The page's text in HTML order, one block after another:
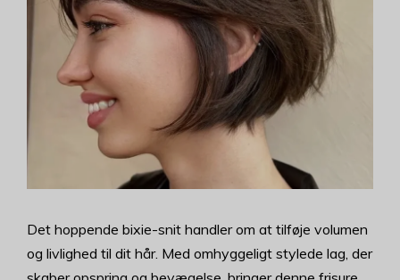
Det hoppende bixie-snit handler om at tilføje volumen
og livlighed til dit hår. Med omhyggeligt stylede lag, der